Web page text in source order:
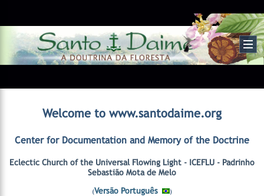
Welcome to www.santodaime.org
Center for Documentation and Memory of the Doctrine
Eclectic Church of the Universal Flowing Light - ICEFLU - Padrinho
Sebastião Mota de Melo
(Versão Português )